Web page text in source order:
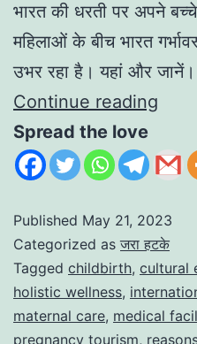
भारत की धरती पर अपने
महिलाओं के बीच भारत
उभर रहा है। यहां और
Continue reading
Spread the love
Published May 21, 2023
Categorized as जरा हटके
Tagged childbirth, cultural
holistic wellness,
maternal care, medical
pregnancy tourism,